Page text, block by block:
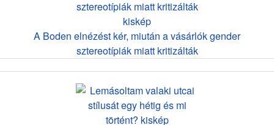
A Boden elnézést kér, miután a vásárlók gender
sztereotípiák miatt kritizálták